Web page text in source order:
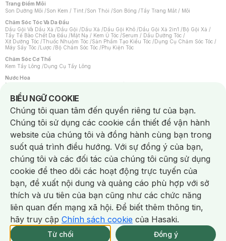
NowFree 2H Giao Nhanh Miễn Phí 2H Xem chi tiết
337 CN TẠM HẾT SP
THÔNG BÁO
Trang Điểm Môi
Son Dưỡng Môi /Son Kem / Tint /Son Thỏi /Son Bóng /Tẩy Trang Mắt / Môi
Chăm Sóc Tóc Và Da Đầu
Dầu Gội Và Dầu Xả /Dầu Gội /Dầu Xả /Dầu Gội Khô /Dầu Gội Xả 2in1 /Bộ Gội Xả /
Tẩy Tế Bào Chết Da Đầu /Mặt Nạ / Kem Ủ Tóc /Serum / Dầu Dưỡng Tóc /
Xịt Dưỡng Tóc /Thuốc Nhuộm Tóc /Sản Phẩm Tạo Kiểu Tóc /Dụng Cụ Chăm Sóc Tóc /
Máy Sấy Tóc /Lược /Bộ Chăm Sóc Tóc /Phụ Kiện Tóc
Chăm Sóc Cơ Thể
Kem Tẩy Lông /Dụng Cụ Tẩy Lông
Nước Hoa
Nước Hoa Nữ
Chăm Sóc Cá Nhân
Chống Muỗi /Khẩu Trang /Máy Massage/Mặt Nạ Xông Hơi /Nước Rửa Tay/
Sản Phẩm Chăm Sóc Khác /Bàn Chải Đánh Răng /Bàn Chải Điện/
Hỗ Trợ Trắng Răng/Kem Đánh Răng /Máy Tăm Nước/ Nước Súc Miệng/
Tăm / Chỉ Nha Khoa/ Xịt Thơm Miệng / Dung Dịch Vệ Sinh/Dưỡng Vùng Kín/
Khăn Ướt Vệ Sinh Vùng Kín/Băng Vệ Sinh/Tampon/Bọt Cạo Râu /Dao Cạo Râu/
Máy Cạo Râu
Vấn Đề Về Da
Da Dầu / Lỗ Chân Lông To/ Da Khô / Mất Nước/ Da Lão Hóa/ Da Mụn/
Da Nhạy Cảm / Kích Ứng
Da Xỉn Màu Thâm / Nám / Tàn Nhang
Quầng Thâm & Bọng Mắt /Sẹo /Viêm Da Cơ Địa
Dụng Cụ / Phụ Kiện Chăm Sóc Da
Bông Tẩy Trang
Khăn Lau Mặt Khô Dụng Cụ / Máy Rửa Mặt Máy Chăm Sóc Da
Dụng Cụ Chăm Sóc Khác
BIỂU NGỮ COOKIE
Notice about cookies usage
Chúng tôi quan tâm đến quyền riêng tư của bạn.
Chúng tôi sử dụng các cookie cần thiết để vận hành
website của chúng tôi và đồng hành cùng bạn trong
suốt quá trình điều hướng. Với sự đồng ý của bạn,
chúng tôi và các đối tác của chúng tôi cũng sử dụng
cookie để theo dõi các hoạt động trực tuyến của
bạn, đề xuất nội dung và quảng cáo phù hợp với sở
thích và ưu tiên của bạn cũng như các chức năng
liên quan đến mạng xã hội. Để biết thêm thông tin,
hãy truy cập Chính sách cookie của Hasaki.
Từ chối Đồng ý